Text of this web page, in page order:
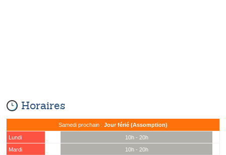
Horaires
Samedi prochain : Jour férié (Assomption)
Lundi
10h - 20h
Mardi
10h - 20h